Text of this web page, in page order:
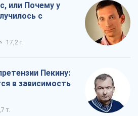
или Почему у
с
17,2 т.
Пекину:
в зависимость
т.